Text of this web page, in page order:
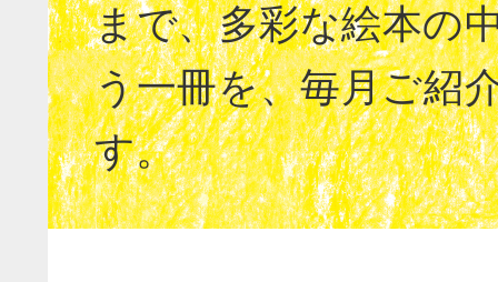
まで、多彩な絵本の
う一冊を、毎月ご紹
す。